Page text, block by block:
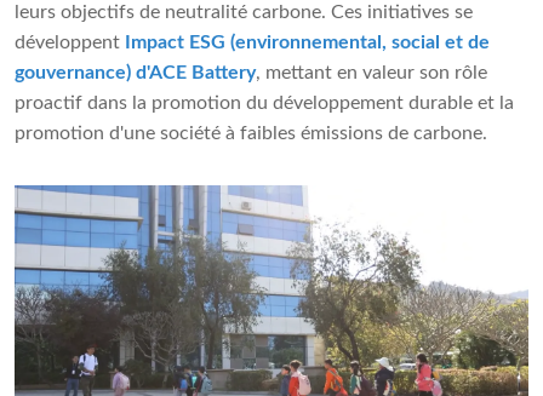
leurs objectifs de neutralité carbone. Ces initiatives se
développent Impact ESG (environnemental, social et de
gouvernance) d'ACE Battery, mettant en valeur son rôle
proactif dans la promotion du développement durable et la
promotion d'une société à faibles émissions de carbone.